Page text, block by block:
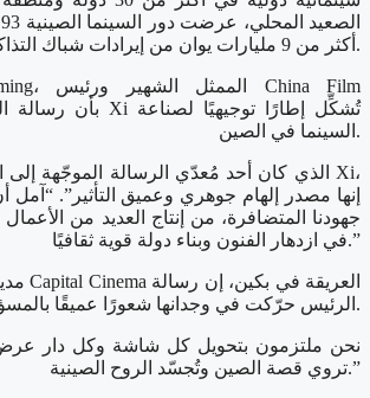
أكثر من 9 مليارات يوان من إيرادات شباك التذاكر.
السينما في الصين.
جهودنا المتضافرة، من إنتاج العديد من
في ازدهار الفنون وبناء دولة قوية ثقافيًا.”
الرئيس حرّكت في وجدانها شعورًا عميقًا بالمسؤولية.
تروي قصة الصين وتُجسّد الروح الصينية.”